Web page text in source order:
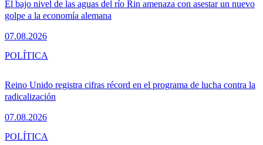
El bajo nivel de las aguas del río Rin amenaza con asestar un nuevo
golpe a la economía alemana
07.08.2026
Reino Unido registra cifras récord en el programa de lucha contra la
radicalización
07.08.2026
POLÍTICA
POLÍTICA